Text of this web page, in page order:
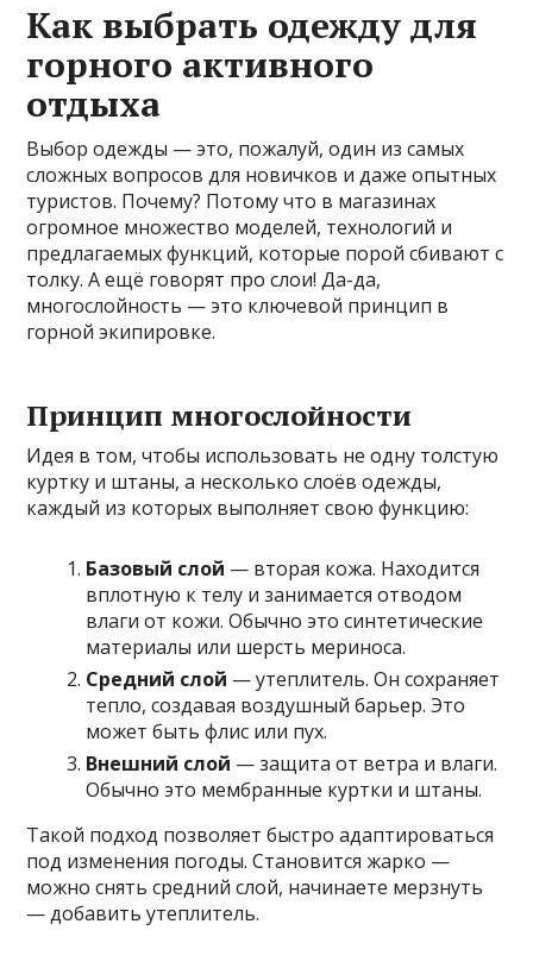
Как выбрать одежду для
горного активного
отдыха
Выбор одежды — это, пожалуй, один из самых
сложных вопросов для новичков и даже опытных
туристов. Почему? Потому что в магазинах
огромное множество моделей, технологий и
предлагаемых функций, которые порой сбивают с
толку. А ещё говорят про слои! Да-да,
многослойность — это ключевой принцип в
горной экипировке.
Принцип многослойности
Идея в том, чтобы использовать не одну толстую
куртку и штаны, а несколько слоёв одежды,
каждый из которых выполняет свою функцию:
Базовый слой — вторая кожа. Находится
вплотную к телу и занимается отводом
влаги от кожи. Обычно это синтетические
материалы или шерсть мериноса.
Средний слой — утеплитель. Он сохраняет
тепло, создавая воздушный барьер. Это
может быть флис или пух.
Внешний слой — защита от ветра и влаги.
Обычно это мембранные куртки и штаны.
Такой подход позволяет быстро адаптироваться
под изменения погоды. Становится жарко —
можно снять средний слой, начинаете мерзнуть
— добавить утеплитель.